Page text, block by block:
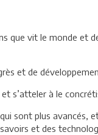
que vit le monde et
et de
s’atteler à le
sont plus avancés,
et des